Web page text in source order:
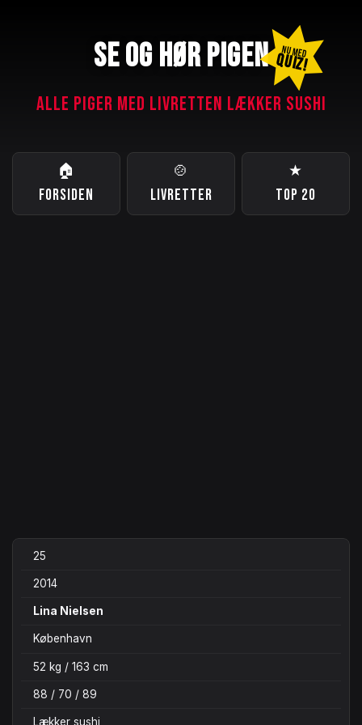
SE OG HØR PIGEN NU MED
QUIZ!
ALLE PIGER MED LIVRETTEN LÆKKER SUSHI
🏠
FORSIDEN
🍲
LIVRETTER
★
TOP 20
25
2014
Lina Nielsen
København
52 kg / 163 cm
88 / 70 / 89
Lækker sushi